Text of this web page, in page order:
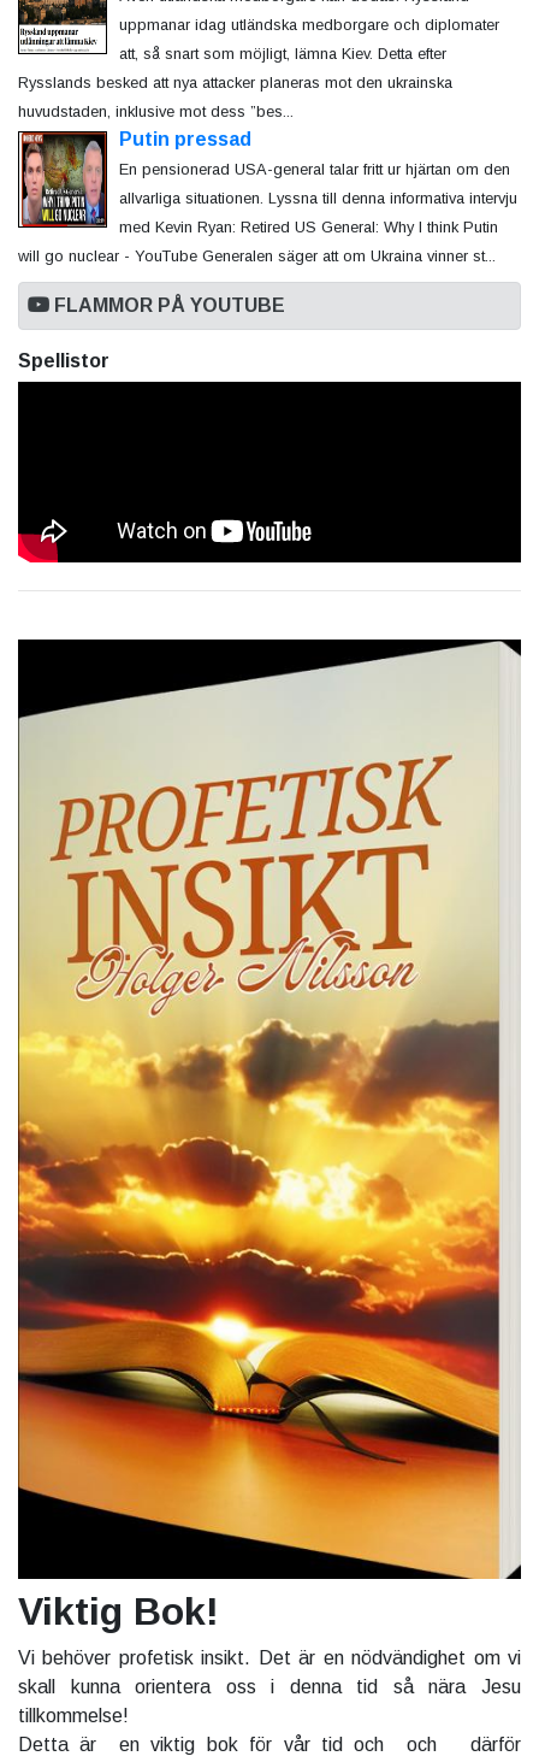
uppmanar idag utländska medborgare och diplomater
att, så snart som möjligt, lämna Kiev. Detta efter
Rysslands besked att nya attacker planeras mot den ukrainska
huvudstaden, inklusive mot dess ”bes...
Putin pressad
En pensionerad USA-general talar fritt ur hjärtan om den
allvarliga situationen. Lyssna till denna informativa intervju
med Kevin Ryan: Retired US General: Why I think Putin
will go nuclear - YouTube Generalen säger att om Ukraina vinner st...
FLAMMOR PÅ YOUTUBE
Spellistor
Viktig Bok!
Vi behöver profetisk insikt. Det är en nödvändighet om vi
skall kunna orientera oss i denna tid så nära Jesu
tillkommelse!
Detta är en viktig bok för vår tid och och därför